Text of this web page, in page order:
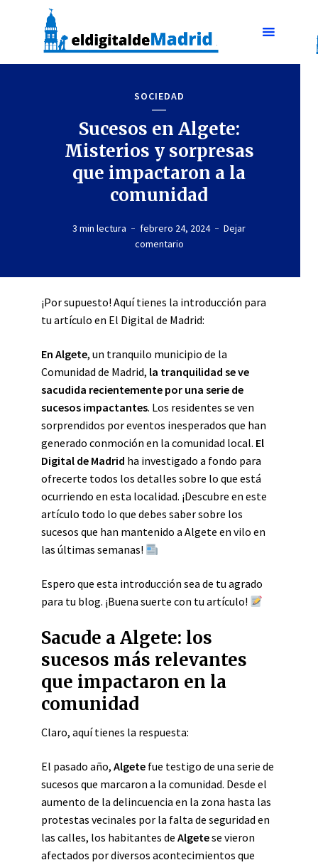
SOCIEDAD
Sucesos en Algete:
Misterios y sorpresas
que impactaron a la
comunidad
3 min lectura febrero 24, 2024
Dejar
comentario
¡Por supuesto! Aquí tienes la introducción para
tu artículo en El Digital de Madrid:
En Algete, un tranquilo municipio de la
Comunidad de Madrid, la tranquilidad se ve
sacudida recientemente por una serie de
sucesos impactantes. Los residentes se ven
sorprendidos por eventos inesperados que han
generado conmoción en la comunidad local. El
Digital de Madrid ha investigado a fondo para
ofrecerte todos los detalles sobre lo que está
ocurriendo en esta localidad. ¡Descubre en este
artículo todo lo que debes saber sobre los
sucesos que han mantenido a Algete en vilo en
las últimas semanas!
Espero que esta introducción sea de tu agrado
para tu blog. ¡Buena suerte con tu artículo!
Sacude a Algete: los
sucesos más relevantes
que impactaron en la
comunidad
Claro, aquí tienes la respuesta:
El pasado año, Algete fue testigo de una serie de
sucesos que marcaron a la comunidad. Desde el
aumento de la delincuencia en la zona hasta las
protestas vecinales por la falta de seguridad en
las calles, los habitantes de Algetese vieron
afectados por diversos acontecimientos que